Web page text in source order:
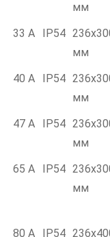
мм
33 А IP54
мм
40 А IP54
мм
47 А IP54
мм
65 А IP54
мм
80 А IP54